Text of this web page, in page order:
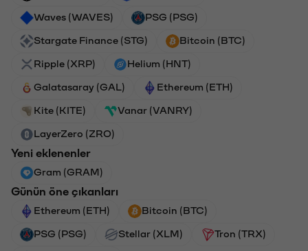
Waves (WAVES) PSG (PSG)
Stargate Finance (STG) Bitcoin (BTC)
Ripple (XRP) Helium (HNT)
Galatasaray (GAL) Ethereum (ETH)
Kite (KITE) Vanar (VANRY)
LayerZero (ZRO)
Yeni eklenenler
Gram (GRAM)
Günün öne çıkanları
Ethereum (ETH) Bitcoin (BTC)
PSG (PSG) Stellar (XLM) Tron (TRX)